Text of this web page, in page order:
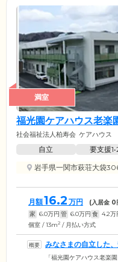
満室
福光園ケアハウス老楽
社会福祉法人柏寿会 ケアハウス
自立 要支援
岩手県一関市萩荘大袋
月額16.2 万円 (入居金 0
家 6.0万円 管 6.0万円 食 4.2万
個室 / 13m2 / 月払い方式
みなさまの自立した
です
「福光園ケアハウス老楽